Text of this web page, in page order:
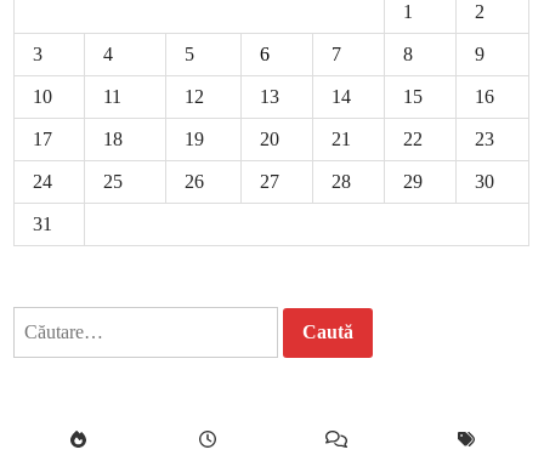
1 2
3 4 5 6 7 8 9
10 11 12 13 14 15 16
17 18 19 20 21 22 23
24 25 26 27 28 29 30
31
Caută